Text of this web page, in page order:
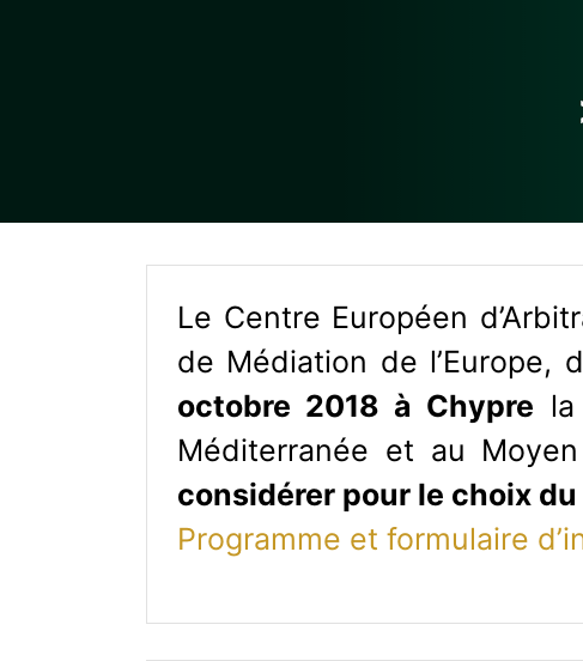
Le Centre Européen
de Médiation de l’Europe,
octobre 2018 à Chypre
Méditerranée et au
considérer pour le choix
Programme et formulaire